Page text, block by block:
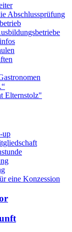
Abschlussprüfung
Elternstolz"
up
eine Konzession